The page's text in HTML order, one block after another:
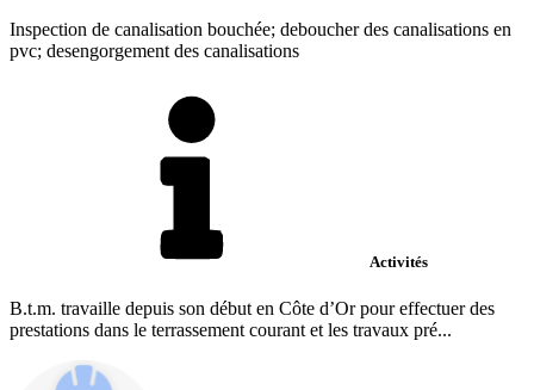
Inspection de canalisation bouchée; deboucher des canalisations en
pvc; desengorgement des canalisations
Activités
B.t.m. travaille depuis son début en Côte d’Or pour effectuer des
prestations dans le terrassement courant et les travaux pré...